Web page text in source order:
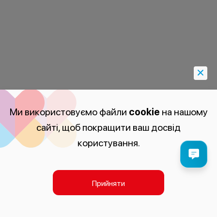
Ми використовуємо файли cookie на нашому
сайті, щоб покращити ваш досвід
користування.
Прийняти